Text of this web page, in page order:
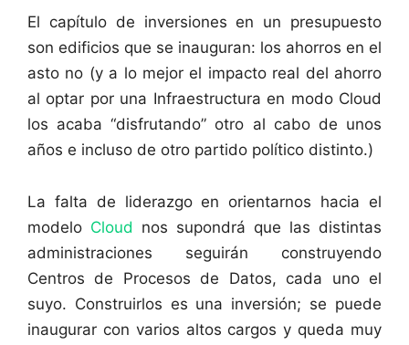
El capítulo de inversiones en un presupuesto
son edificios que se inauguran: los ahorros en el
asto no (y a lo mejor el impacto real del ahorro
al optar por una Infraestructura en modo Cloud
los acaba “disfrutando” otro al cabo de unos
años e incluso de otro partido político distinto.)
La falta de liderazgo en orientarnos hacia el
modelo Cloud nos supondrá que las distintas
administraciones seguirán construyendo
Centros de Procesos de Datos, cada uno el
suyo. Construirlos es una inversión; se puede
inaugurar con varios altos cargos y queda muy